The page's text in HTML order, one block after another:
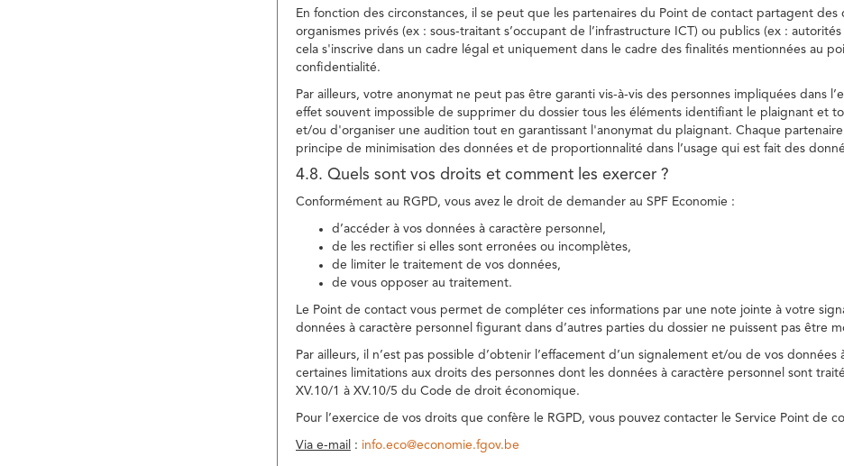
En fonction des circonstances, il se peut que les partenaires du Point de contact partagent
organismes privés (ex : sous-traitant s’occupant de l’infrastructure ICT) ou publics (ex :
cela s'inscrive dans un cadre légal et uniquement dans le cadre des finalités mentionnées au
confidentialité.
Par ailleurs, votre anonymat ne peut pas être garanti vis-à-vis des personnes impliquées dans
effet souvent impossible de supprimer du dossier tous les éléments identifiant le plaignant et
et/ou d'organiser une audition tout en garantissant l'anonymat du plaignant. Chaque
principe de minimisation des données et de proportionnalité dans l’usage qui est fait des
4.8. Quels sont vos droits et comment les exercer ?
Conformément au RGPD, vous avez le droit de demander au SPF Economie :
d’accéder à vos données à caractère personnel,
de les rectifier si elles sont erronées ou incomplètes,
de limiter le traitement de vos données,
de vous opposer au traitement.
Le Point de contact vous permet de compléter ces informations par une note jointe à votre
données à caractère personnel figurant dans d’autres parties du dossier ne puissent pas être
Par ailleurs, il n’est pas possible d’obtenir l’effacement d’un signalement et/ou de vos
certaines limitations aux droits des personnes dont les données à caractère personnel sont
XV.10/1 à XV.10/5 du Code de droit économique.
Pour l’exercice de vos droits que confère le RGPD, vous pouvez contacter le Service Point de
Via e-mail : info.eco@economie.fgov.be